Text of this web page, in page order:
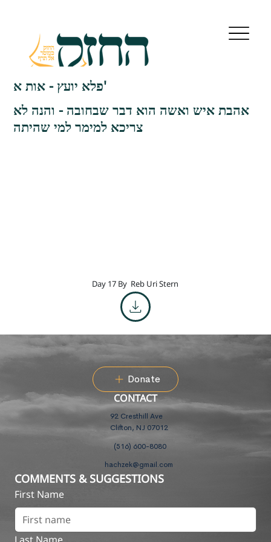
פלא יועץ - אות א'
אהבת איש ואשה הוא דבר שבחובה - והנה לא
צריכא למימר למי שהיתה
Day 17 By Reb Uri Stern
Donate
CONTACT
92 Cresthill Ave
Clifton, NJ 07012
(516) 600-8080
hachzek@gmail.com
COMMENTS & SUGGESTIONS
First Name